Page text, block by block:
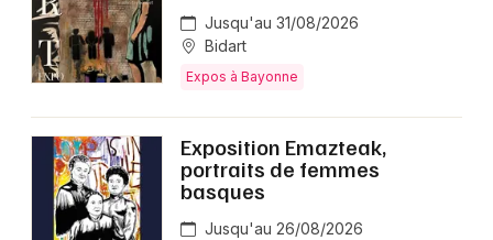
Jusqu'au 31/08/2026
Bidart
Expos à Bayonne
Exposition Emazteak,
portraits de femmes
basques
Jusqu'au 26/08/2026